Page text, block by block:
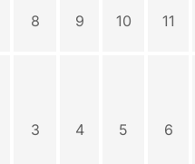
8 9 10 11
3 4 5 6